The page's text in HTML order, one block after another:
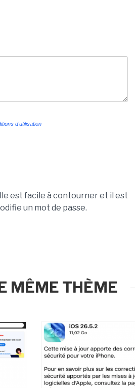
d'utilisation
est facile à contourner et il est
un mot de passe.
MÊME THÈME